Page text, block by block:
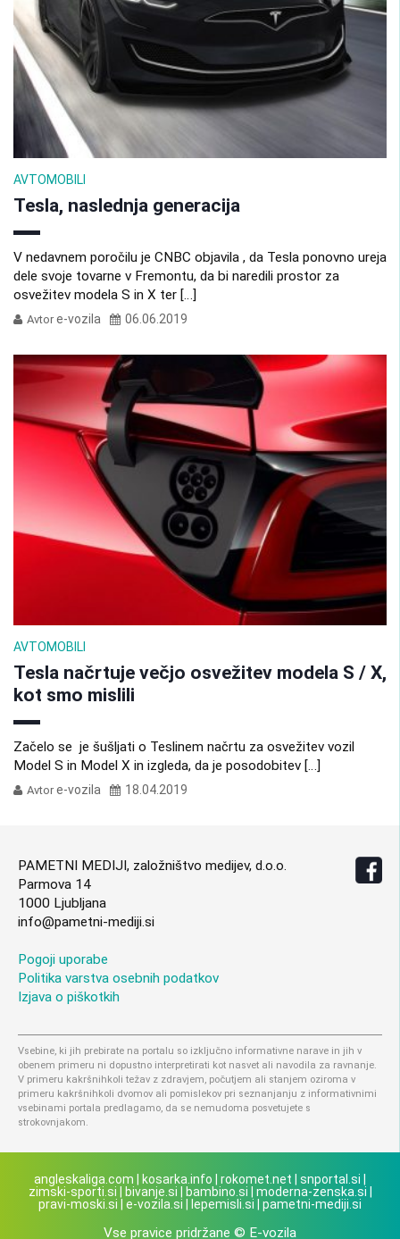
AVTOMOBILI
Tesla, naslednja generacija
V nedavnem poročilu je CNBC objavila , da Tesla ponovno ureja
dele svoje tovarne v Fremontu, da bi naredili prostor za
osvežitev modela S in X ter […]
Avtor e-vozila 06.06.2019
AVTOMOBILI
Tesla načrtuje večjo osvežitev modela S / X,
kot smo mislili
Začelo se je šušljati o Teslinem načrtu za osvežitev vozil
Model S in Model X in izgleda, da je posodobitev […]
Avtor e-vozila 18.04.2019
PAMETNI MEDIJI, založništvo medijev, d.o.o.
Parmova 14
1000 Ljubljana
info@pametni-mediji.si
Pogoji uporabe
Politika varstva osebnih podatkov
Izjava o piškotkih
Vsebine, ki jih prebirate na portalu so izključno informativne narave in jih v
obenem primeru ni dopustno interpretirati kot nasvet ali navodila za ravnanje.
V primeru kakršnihkoli težav z zdravjem, počutjem ali stanjem oziroma v
primeru kakršnihkoli dvomov ali pomislekov pri seznanjanju z informativnimi
vsebinami portala predlagamo, da se nemudoma posvetujete s
strokovnjakom.
angleskaliga.com | kosarka.info | rokomet.net | snportal.si |
zimski-sporti.si | bivanje.si | bambino.si | moderna-zenska.si |
pravi-moski.si | e-vozila.si | lepemisli.si | pametni-mediji.si
Vse pravice pridržane © E-vozila